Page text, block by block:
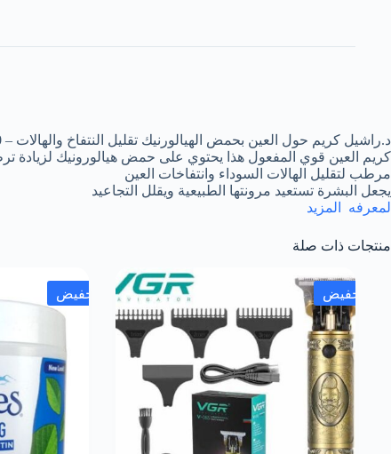
د.راشيل كريم حول العين بحمض الهيالورنيك تقليل النتفاخ والهالات – 30جم
كريم العين قوي المفعول هذا يحتوي على حمض هيالورونيك لزيادة
مرطب لتقليل الهالات السوداء وانتفاخات العين
يجعل البشرة تستعيد مرونتها الطبيعية ويقلل التجاعيد
لمعرفه
المزيد
منتجات ذات صلة
تخفيض تخفيض